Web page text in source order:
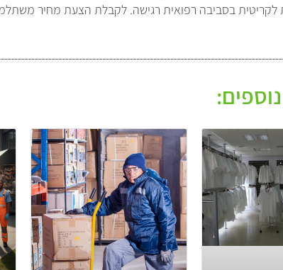
בסביבה רפואית רגישה. לקבלת הצעת מחיר